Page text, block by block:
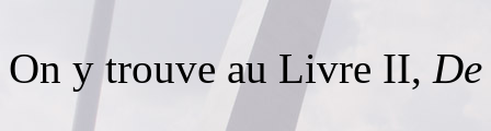
On y trouve au Livre II,